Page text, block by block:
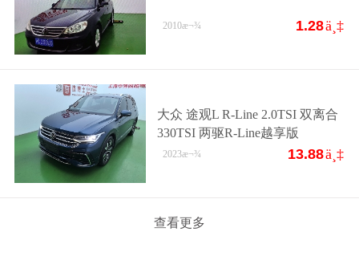
1.28ä¸‡
2010æ¬¾
大众 途观L R-Line 2.0TSI 双离合
330TSI 两驱R-Line越享版
13.88ä¸‡
2023æ¬¾
查看更多